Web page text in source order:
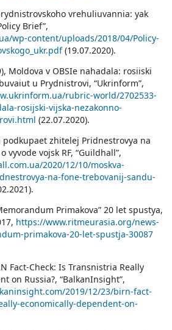
vrehuliuvannia: yak
Brief”,
wp-content/uploads/2018/04/Policy-
(19.07.2020).
Moldova v OBSIe nahadala: rosiiski
u Prydnistrovi, “Ukrinform”,
rubric-world/2702533-
rosijski-vijska-nezakonno-
(22.07.2020).
podkupaet zhitelej Pridnestrovya na
vojsk RF, “Guildhall”,
2020/12/10/moskva-
na-fone-trebovanij-sandu-
Primakova” 20 let spustya,
https://www.ritmeurasia.org/news-
primakova-20-let-spustja-30087
Fact-Check: Is Transnistria Really
on Russia?, “BalkanInsight”,
2019/12/23/birn-fact-
economically-dependent-on-